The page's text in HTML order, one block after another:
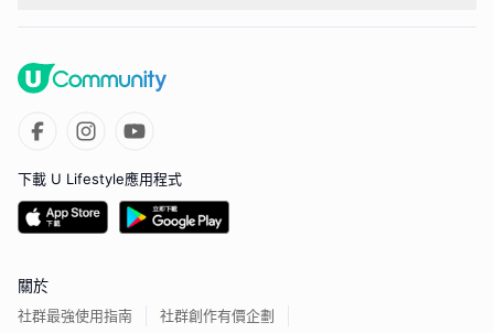
下載 U Lifestyle應用程式
關於
社群最強使用指南 社群創作有價企劃